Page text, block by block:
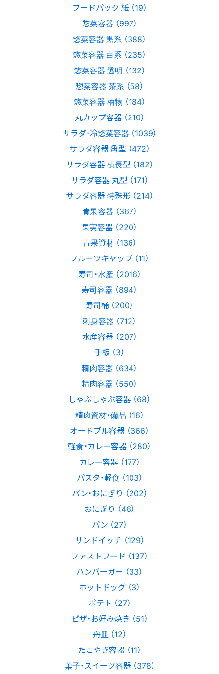
フードパック 紙 （19）
惣菜容器 （997）
惣菜容器 黒系 （388）
惣菜容器 白系 （235）
惣菜容器 透明 （132）
惣菜容器 茶系 （58）
惣菜容器 柄物 （184）
丸カップ容器 （210）
サラダ・冷惣菜容器 （1039）
サラダ容器 角型 （472）
サラダ容器 横長型 （182）
サラダ容器 丸型 （171）
サラダ容器 特殊形 （214）
青果容器 （367）
果実容器 （220）
青果資材 （136）
フルーツキャップ （11）
寿司・水産 （2016）
寿司容器 （894）
寿司桶 （200）
刺身容器 （712）
水産容器 （207）
手板 （3）
精肉容器 （634）
精肉容器 （550）
しゃぶしゃぶ容器 （68）
精肉資材・備品 （16）
オードブル容器 （366）
軽食・カレー容器 （280）
カレー容器 （177）
パスタ・軽食 （103）
パン・おにぎり （202）
おにぎり （46）
パン （27）
サンドイッチ （129）
ファストフード （137）
ハンバーガー （33）
ホットドッグ （3）
ポテト （27）
ピザ・お好み焼き （51）
舟皿 （12）
たこやき容器 （11）
菓子・スイーツ容器 （378）